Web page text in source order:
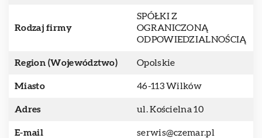
Rodzaj firmy
SPÓŁKI Z
OGRANICZONĄ
ODPOWIEDZIALNOŚCIĄ
Region (Województwo) Opolskie
Miasto 46-113 Wilków
Adres ul. Kościelna 10
E-mail serwis@czemar.pl